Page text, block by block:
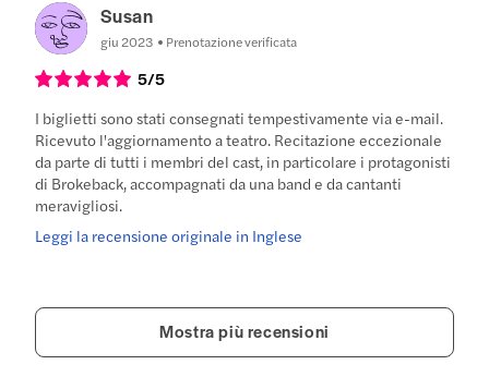
Susan
giu 2023 Prenotazione verificata
5/5
I biglietti sono stati consegnati tempestivamente via e-mail.
Ricevuto l'aggiornamento a teatro. Recitazione eccezionale
da parte di tutti i membri del cast, in particolare i protagonisti
di Brokeback, accompagnati da una band e da cantanti
meravigliosi.
Leggi la recensione originale in Inglese
Mostra più recensioni